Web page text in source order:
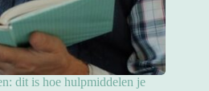
dit is hoe hulpmiddelen je